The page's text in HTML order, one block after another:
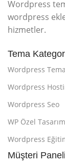
Wordpress
wordpress
hizmetler.
Tema
Wordpress
Wordpress
Wordpress Seo
WP Özel Tasarım
Wordpress
Müşteri Paneli